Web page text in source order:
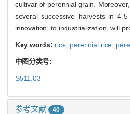
cultivar of perennial grain.
several successive harvests in 4-
innovation, to industrialization, will
Key words: rice, perennial rice,
中图分类号:
S511.03
参考文献 40